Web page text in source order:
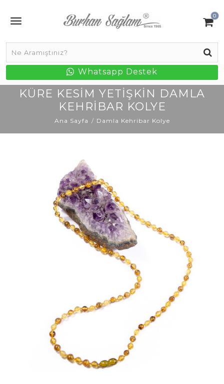
0
Whatsapp Destek
KÜRE KESIM YETIŞKIN DAMLA
KEHRIBAR KOLYE
Ana Sayfa Damla Kehribar Kolye